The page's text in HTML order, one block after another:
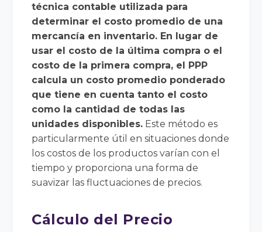
técnica contable utilizada para
determinar el costo promedio de una
mercancía en inventario. En lugar de
usar el costo de la última compra o el
costo de la primera compra, el PPP
calcula un costo promedio ponderado
que tiene en cuenta tanto el costo
como la cantidad de todas las
unidades disponibles. Este método es
particularmente útil en situaciones donde
los costos de los productos varían con el
tiempo y proporciona una forma de
suavizar las fluctuaciones de precios.
Cálculo del Precio